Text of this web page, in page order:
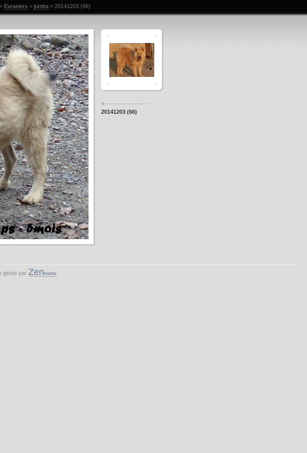
20141203 (66)
> Eurasiers > jumba> 20141203 (66)
gérée par ZenPHOTO